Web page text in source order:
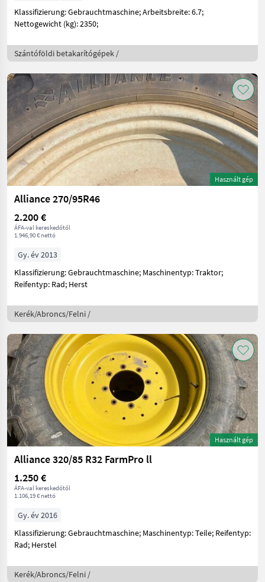
Klassifizierung: Gebrauchtmaschine; Arbeitsbreite: 6.7;
Nettogewicht (kg): 2350;
Szántóföldi betakarítógépek /
Használt gép
Alliance 270/95R46
2.200 €
ÁFA-val kereskedőtől
1.946,90 € nettó
Gy. év 2013
Klassifizierung: Gebrauchtmaschine; Maschinentyp: Traktor;
Reifentyp: Rad; Herst
Kerék/Abroncs/Felni /
Használt gép
Alliance 320/85 R32 FarmPro ll
1.250 €
ÁFA-val kereskedőtől
1.106,19 € nettó
Gy. év 2016
Klassifizierung: Gebrauchtmaschine; Maschinentyp: Teile; Reifentyp:
Rad; Herstel
Kerék/Abroncs/Felni /